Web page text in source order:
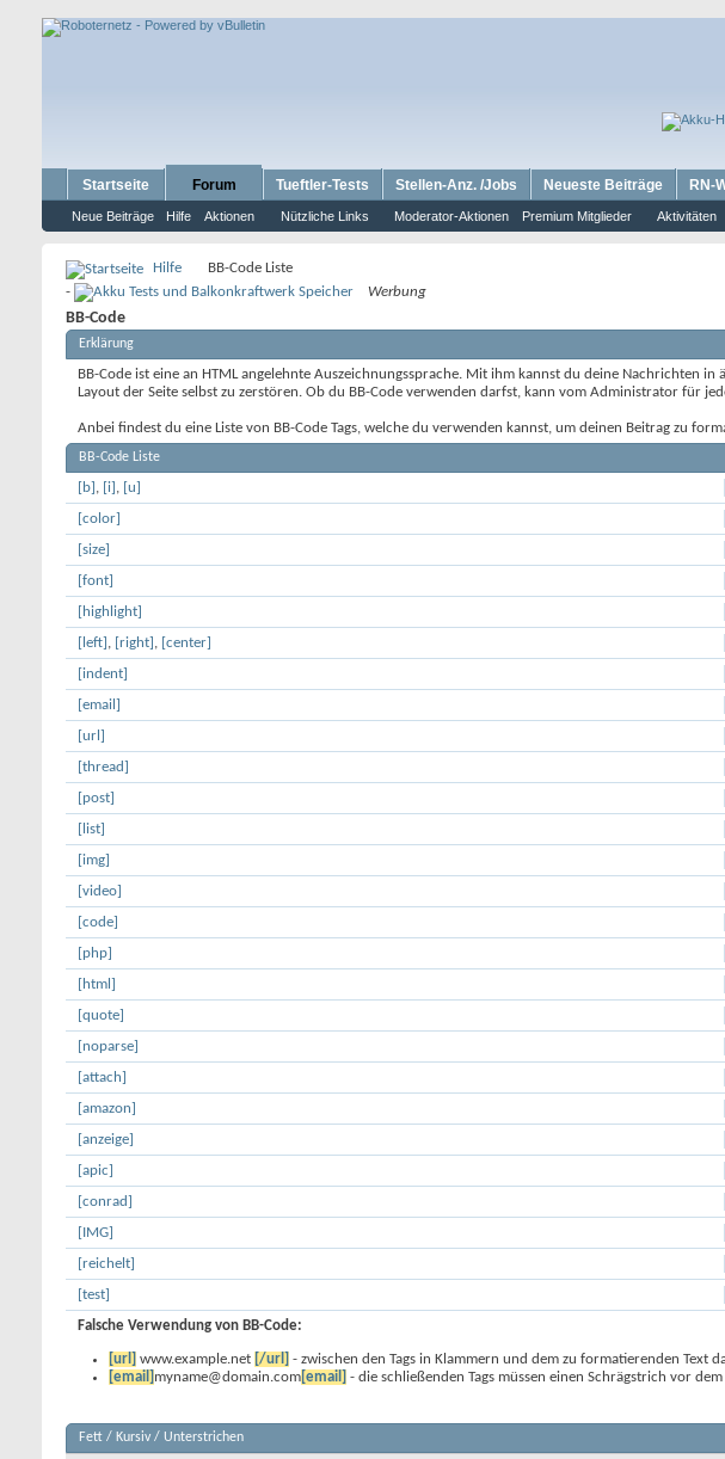
Startseite Forum
Neue Beiträge Hilfe Aktionen Nützliche Links Moderator-Aktionen Premium Mitglieder Aktivitäten
Tueftler-Tests Stellen-Anz. /Jobs Neueste Beiträge RN-
Hilfe
BB-Code Liste
-
Werbung
BB-Code
Erklärung
BB-Code ist eine an HTML angelehnte Auszeichnungssprache. Mit ihm kannst du deine Nachrichten
Layout der Seite selbst zu zerstören. Ob du BB-Code verwenden darfst, kann vom Administrator für
Anbei findest du eine Liste von BB-Code Tags, welche du verwenden kannst, um deinen Beitrag zu
BB-Code Liste
[b] , [i] , [u]
[color]
[size]
[font]
[highlight]
[left] , [right] , [center]
[indent]
[email]
[url]
[thread]
[post]
[list]
[img]
[video]
[code]
[php]
[html]
[quote]
[noparse]
[attach]
[amazon]
[anzeige]
[apic]
[conrad]
[IMG]
[reichelt]
[test]
Falsche Verwendung von BB-Code:
[url] www.example.net [/url] - zwischen den Tags in Klammern und dem zu formatierenden Text
[email] myname@domain.com[email] - die schließenden Tags müssen einen Schrägstrich vor dem
Fett / Kursiv / Unterstrichen